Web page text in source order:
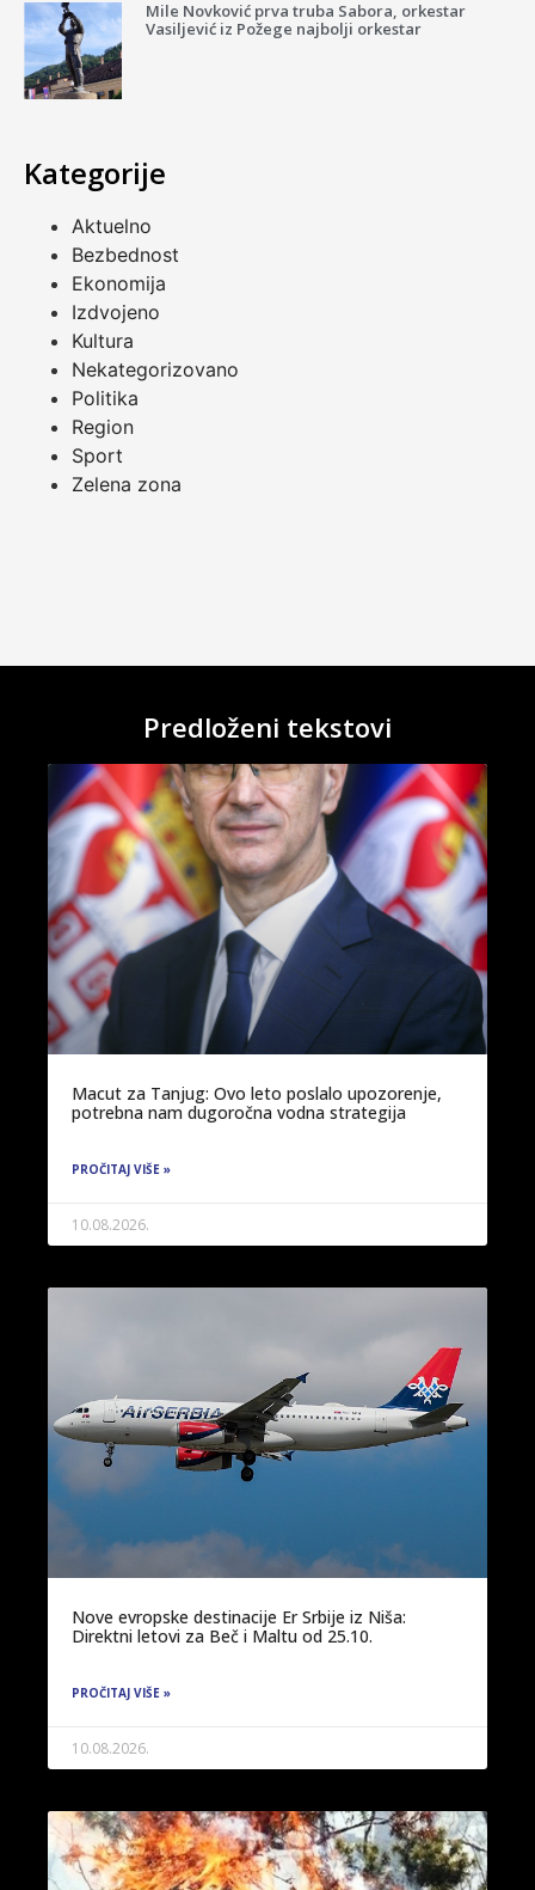
Mile Novković prva truba Sabora, orkestar
Vasiljević iz Požege najbolji orkestar
Kategorije
Aktuelno
Bezbednost
Ekonomija
Izdvojeno
Kultura
Nekategorizovano
Politika
Region
Sport
Zelena zona
Predloženi tekstovi
Macut za Tanjug: Ovo leto poslalo upozorenje,
potrebna nam dugoročna vodna strategija
PROČITAJ VIŠE »
10.08.2026.
Nove evropske destinacije Er Srbije iz Niša:
Direktni letovi za Beč i Maltu od 25.10.
PROČITAJ VIŠE »
10.08.2026.